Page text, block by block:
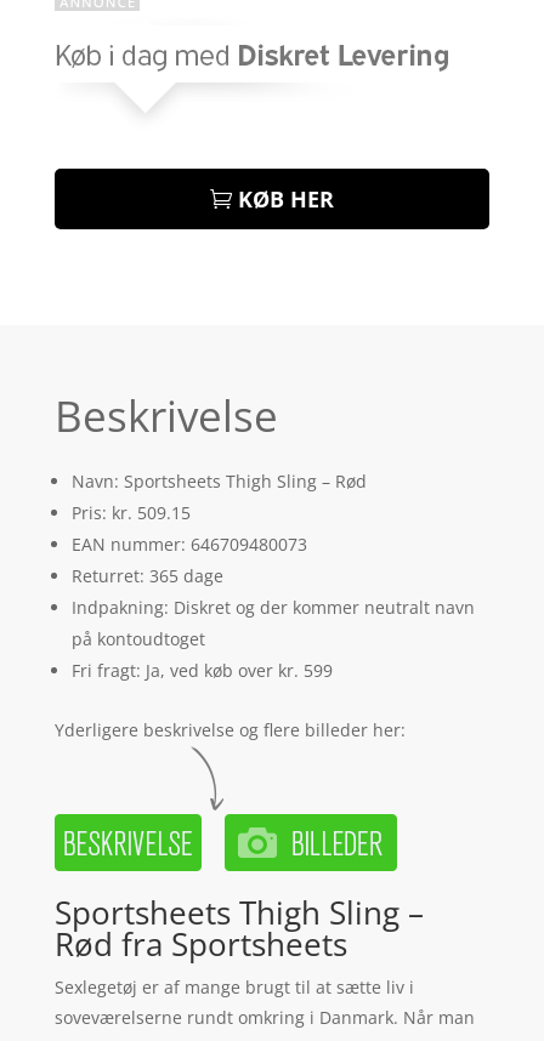
KØB HER
Beskrivelse
Navn: Sportsheets Thigh Sling – Rød
Pris: kr. 509.15
EAN nummer: 646709480073
Returret: 365 dage
Indpakning: Diskret og der kommer neutralt navn
på kontoudtoget
Fri fragt: Ja, ved køb over kr. 599
Yderligere beskrivelse og flere billeder her:
Sportsheets Thigh Sling –
Rød fra Sportsheets
Sexlegetøj er af mange brugt til at sætte liv i
soveværelserne rundt omkring i Danmark. Når man